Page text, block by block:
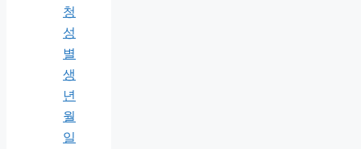
청
성
별
생
년
월
일